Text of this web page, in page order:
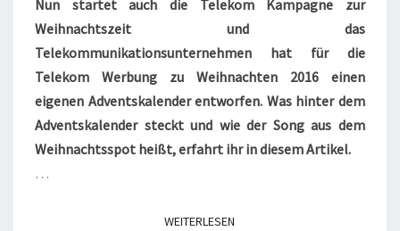
Nun startet auch die Telekom Kampagne zur
Weihnachtszeit und das
Telekommunikationsunternehmen hat für die
Telekom Werbung zu Weihnachten 2016 einen
eigenen Adventskalender entworfen. Was hinter dem
Adventskalender steckt und wie der Song aus dem
Weihnachtsspot heißt, erfahrt ihr in diesem Artikel.
…
WEITERLESEN